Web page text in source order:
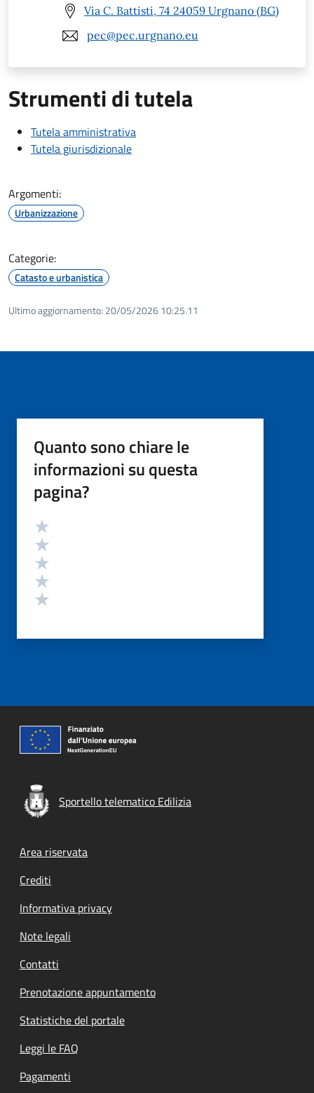
Via C. Battisti, 74 24059 Urgnano (BG)
pec@pec.urgnano.eu
Strumenti di tutela
Tutela amministrativa
Tutela giurisdizionale
Argomenti:
Urbanizzazione
Categorie:
Catasto e urbanistica
Ultimo aggiornamento: 20/05/2026 10:25.11
Quanto sono chiare le
informazioni su questa
pagina?
Valutazione
Sportello telematico Edilizia
Footer menu
Area riservata
Crediti
Informativa privacy
Note legali
Contatti
Prenotazione appuntamento
Statistiche del portale
Leggi le FAQ
Pagamenti